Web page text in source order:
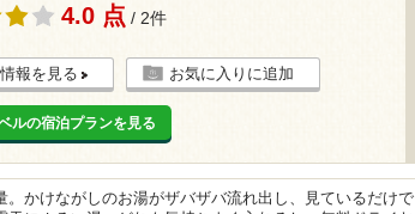
4.0 点 / 2件
報を見る お気に入りに追加
ルの宿泊プランを見る
。かけながしのお湯がザバザバ流れ出し、見ているだけで